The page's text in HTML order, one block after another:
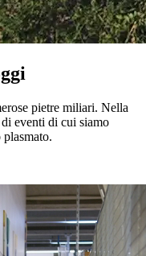
pietre miliari. Nella
eventi di cui siamo